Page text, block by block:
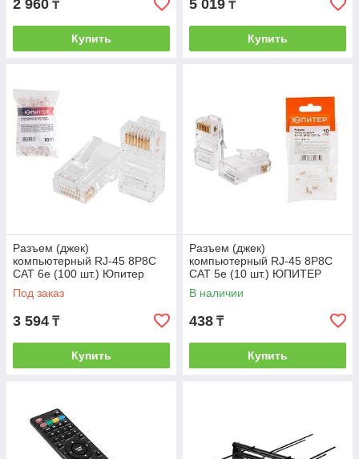
2 960 ₸
Купить
5 019 ₸
Купить
Разъем (джек)
компьютерный RJ-45 8P8C
CAT 6e (100 шт.) Юпитер
(ЮПИТЕР) (JP7309)
Под заказ
3 594 ₸
Купить
Разъем (джек)
компьютерный RJ-45 8P8C
CAT 5e (10 шт.) ЮПИТЕР
(инд. упаковка) (ЮПИТЕР)
(JPZ1-7306-10)
В наличии
438 ₸
Купить